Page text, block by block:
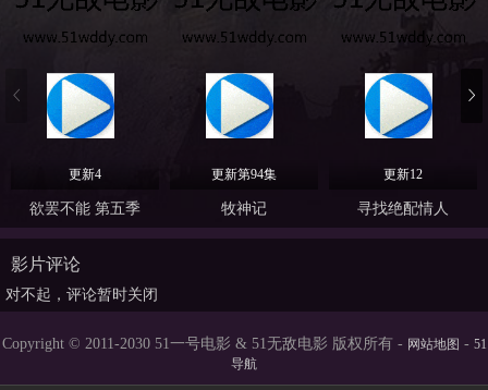
更新4
欲罢不能 第五季
更新第94集
牧神记
更新12
寻找绝配情人
影片评论
对不起，评论暂时关闭
Copyright © 2011-2030 51一号电影 & 51无敌电影 版权所有 - 网站地图 - 51
导航